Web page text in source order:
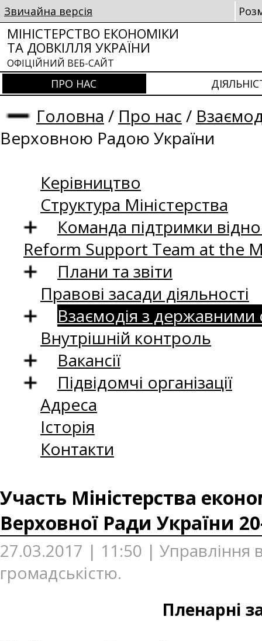
Звичайна версія
МІНІСТЕРСТВО ЕКОНОМІКИ
ТА ДОВКІЛЛЯ УКРАЇНИ
ОФІЦІЙНИЙ ВЕБ-САЙТ
ПРО НАС
Головна / Про нас /
Верховною Радою України
Керівництво
Структура Міністерства
Команда підтримки
Reform Support Team at the
Плани та звіти
Правові засади діяльності
Взаємодія з
Внутрішній контроль
Вакансії
Підвідомчі організації
Адреса
Історія
Контакти
Участь Міністерства
Верховної Ради України
27.03.2017 | 11:50 | Управління
громадськістю.
Пленарні